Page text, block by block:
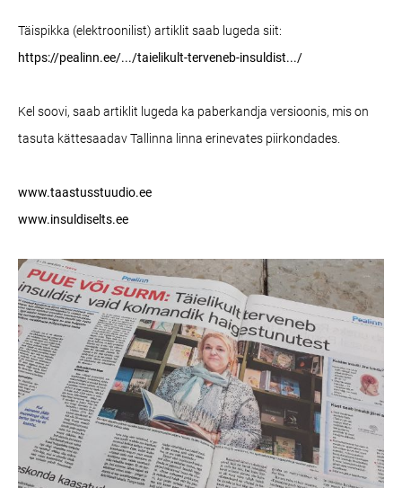
Täispikka (elektroonilist) artiklit saab lugeda siit:
https://pealinn.ee/.../taielikult-terveneb-insuldist.../
Kel soovi, saab artiklit lugeda ka paberkandja versioonis, mis on
tasuta kättesaadav Tallinna linna erinevates piirkondades.
www.taastusstuudio.ee
www.insuldiselts.ee